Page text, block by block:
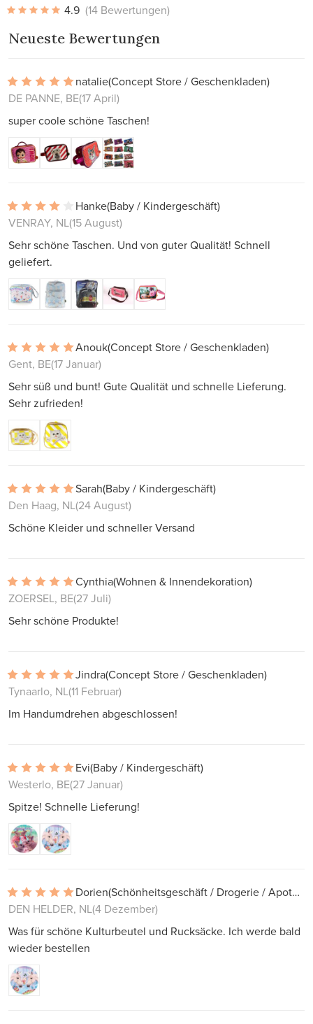
4.9 (14 Bewertungen)
Neueste Bewertungen
natalie(Concept Store / Geschenkladen)
DE PANNE, BE(17 April)
super coole schöne Taschen!
Hanke(Baby / Kindergeschäft)
VENRAY, NL(15 August)
Sehr schöne Taschen. Und von guter Qualität! Schnell
geliefert.
Anouk(Concept Store / Geschenkladen)
Gent, BE(17 Januar)
Sehr süß und bunt! Gute Qualität und schnelle Lieferung.
Sehr zufrieden!
Sarah(Baby / Kindergeschäft)
Den Haag, NL(24 August)
Schöne Kleider und schneller Versand
Cynthia(Wohnen & Innendekoration)
ZOERSEL, BE(27 Juli)
Sehr schöne Produkte!
Jindra(Concept Store / Geschenkladen)
Tynaarlo, NL(11 Februar)
Im Handumdrehen abgeschlossen!
Evi(Baby / Kindergeschäft)
Westerlo, BE(27 Januar)
Spitze! Schnelle Lieferung!
Dorien
(Schönheitsgeschäft / Drogerie / Apotheke)
DEN HELDER, NL(4 Dezember)
Was für schöne Kulturbeutel und Rucksäcke. Ich werde bald
wieder bestellen